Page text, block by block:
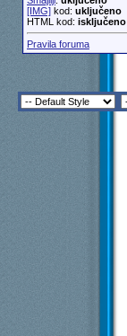
[IMG]kod: uključeno
HTML kod: isključeno
Pravila foruma